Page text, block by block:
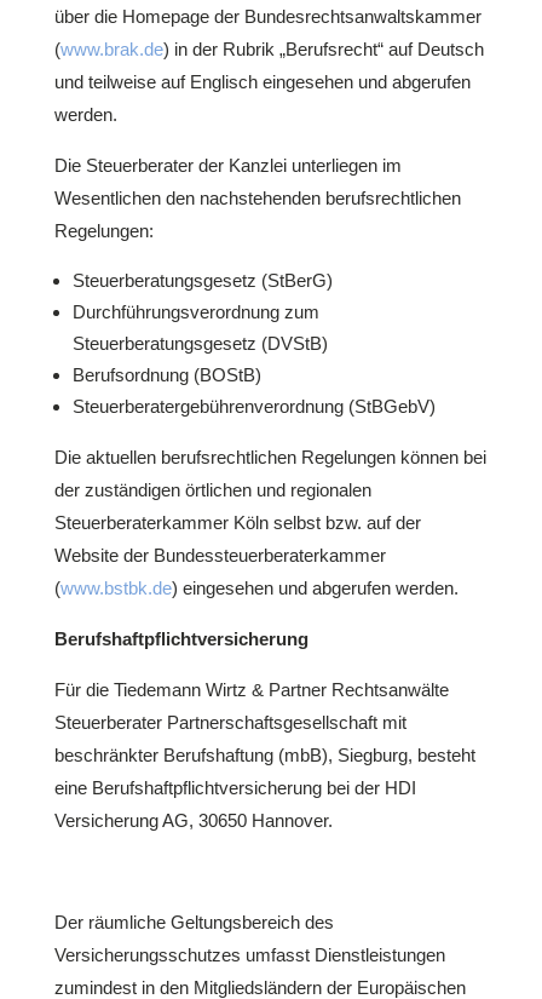
über die Homepage der Bundesrechtsanwaltskammer
(www.brak.de) in der Rubrik „Berufsrecht“ auf Deutsch
und teilweise auf Englisch eingesehen und abgerufen
werden.
Die Steuerberater der Kanzlei unterliegen im
Wesentlichen den nachstehenden berufsrechtlichen
Regelungen:
Steuerberatungsgesetz (StBerG)
Durchführungsverordnung zum
Steuerberatungsgesetz (DVStB)
Berufsordnung (BOStB)
Steuerberatergebührenverordnung (StBGebV)
Die aktuellen berufsrechtlichen Regelungen können bei
der zuständigen örtlichen und regionalen
Steuerberaterkammer Köln selbst bzw. auf der
Website der Bundessteuerberaterkammer
(www.bstbk.de) eingesehen und abgerufen werden.
Berufshaftpflichtversicherung
Für die Tiedemann Wirtz & Partner Rechtsanwälte
Steuerberater Partnerschaftsgesellschaft mit
beschränkter Berufshaftung (mbB), Siegburg, besteht
eine Berufshaftpflichtversicherung bei der HDI
Versicherung AG, 30650 Hannover.
Der räumliche Geltungsbereich des
Versicherungsschutzes umfasst Dienstleistungen
zumindest in den Mitgliedsländern der Europäischen